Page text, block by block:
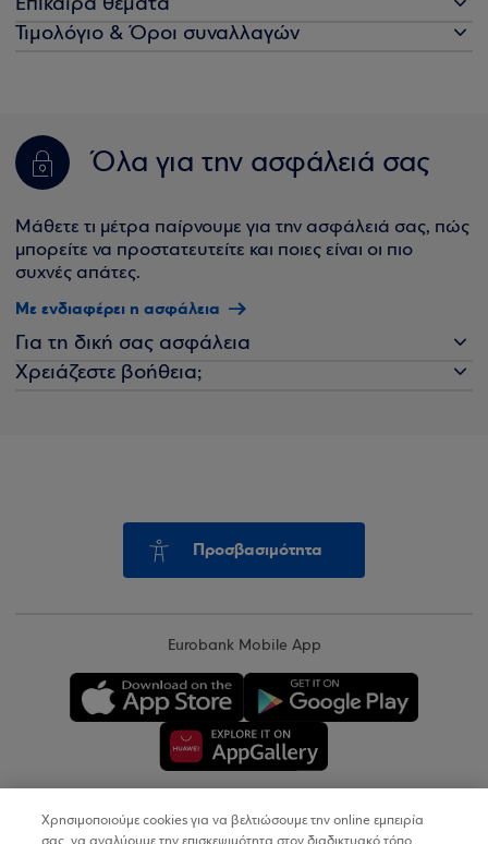
Επίκαιρα θέματα
Τιμολόγιο & Όροι συναλλαγών
Όλα για την ασφάλειά σας
Μάθετε τι μέτρα παίρνουμε για την ασφάλειά σας, πώς
μπορείτε να προστατευτείτε και ποιες είναι οι πιο
συχνές απάτες.
Με ενδιαφέρει η ασφάλεια
Για τη δική σας ασφάλεια
Χρειάζεστε βοήθεια;
Προσβασιμότητα
Eurobank Mobile App
Copyright © 2026
Χρησιμοποιούμε cookies για να βελτιώσουμε την online εμπειρία